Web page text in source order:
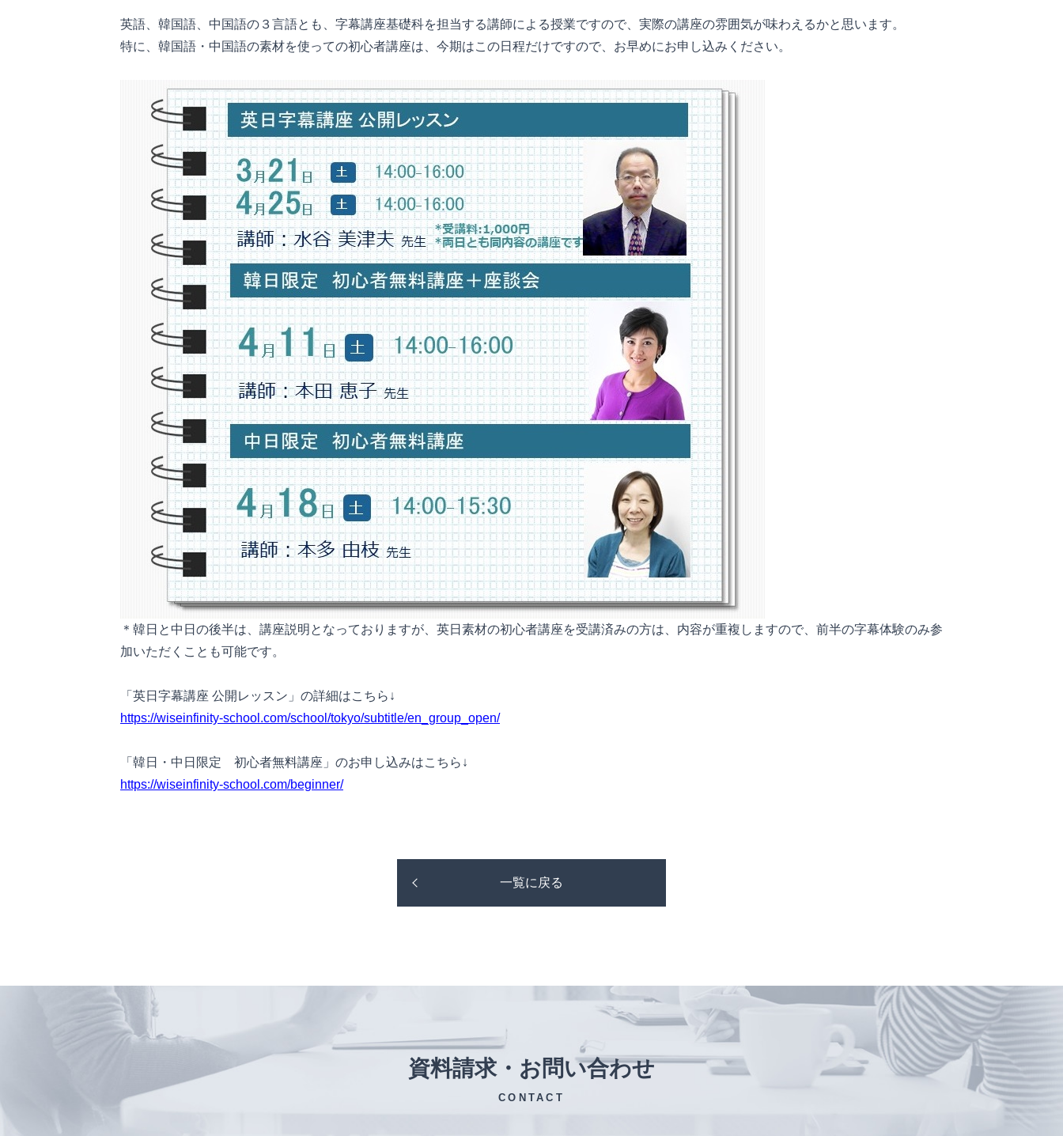
英語、韓国語、中国語の３言語とも、字幕講座基礎科を担当する講師による授業ですので、実際の講座の雰囲気が味わえるかと思います。
特に、韓国語・中国語の素材を使っての初心者講座は、今期はこの日程だけですので、お早めにお申し込みください。
＊韓日と中日の後半は、講座説明となっておりますが、英日素材の初心者講座を受講済みの方は、内容が重複しますので、前半の字幕体験のみ参
加いただくことも可能です。
「英日字幕講座 公開レッスン」の詳細はこちら↓
https://wiseinfinity-school.com/school/tokyo/subtitle/en_group_open/
「韓日・中日限定 初心者無料講座」のお申し込みはこちら↓
https://wiseinfinity-school.com/beginner/
一覧に戻る
資料請求・お問い合わせ
CONTACT